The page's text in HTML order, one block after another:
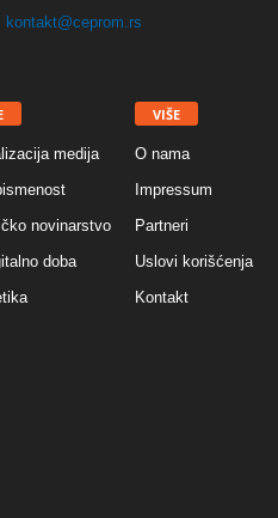
kontakt@ceprom.rs
medija
novinarstvo
doba
VIŠE
O nama
Impressum
Partneri
Uslovi korišćenja
Kontakt